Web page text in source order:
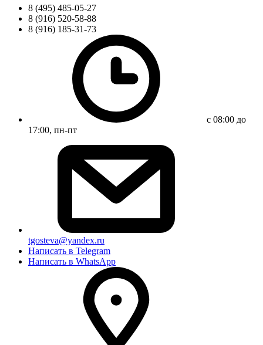
8 (495) 485-05-27
8 (916) 520-58-88
8 (916) 185-31-73
с 08:00 до
17:00, пн-пт
tgosteva@yandex.ru
Написать в Telegram
Написать в WhatsApp